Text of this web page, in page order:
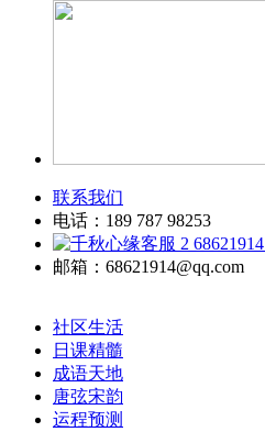
联系我们
电话：189 787 98253
68621914
邮箱：68621914@qq.com
社区生活
日课精髓
成语天地
唐弦宋韵
运程预测